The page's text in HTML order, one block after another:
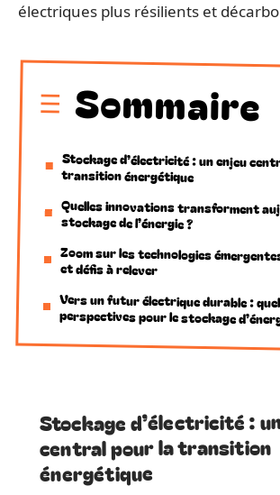
électriques plus résilients et
Sommaire
Stockage d’électricité : un enjeu
transition énergétique
Quelles innovations transforment
stockage de l’énergie ?
Zoom sur les technologies
et défis à relever
Vers un futur électrique durable :
perspectives pour le stockage
Stockage d’électricité :
central pour la transition
énergétique